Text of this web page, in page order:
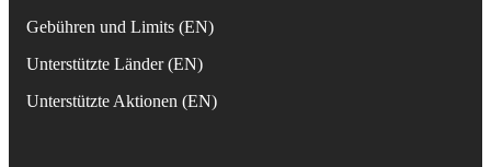
Gebühren und Limits (EN)
Unterstützte Länder (EN)
Unterstützte Aktionen (EN)